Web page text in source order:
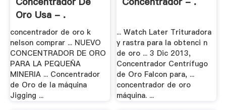
Oro Usa - .
concentrador de oro k
nelson comprar ... NUEVO
CONCENTRADOR DE ORO
PARA LA PEQUEÑA
MINERIA ... Concentrador
de Oro de la máquina
Jigging ...
... Watch Later Trituradora
y rastra para la obtenci n
de oro ... 3 Dic 2013,
Concentrador Centrífugo
de Oro Falcon para, ...
concentrador de oro
máquina. ...